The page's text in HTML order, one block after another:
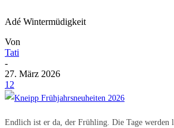
Adé Wintermüdigkeit
Von
Tati
-
27. März 2026
12
Endlich ist er da, der Frühling. Die Tage werden